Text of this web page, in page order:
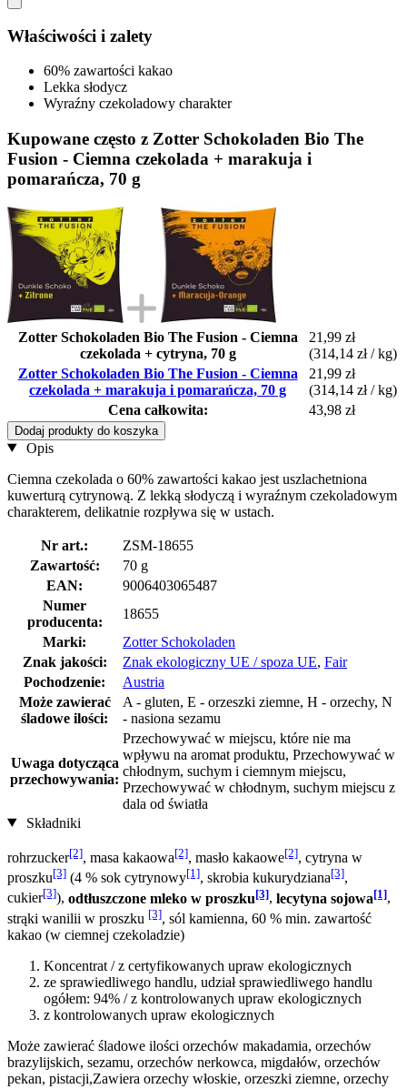
Właściwości i zalety
60% zawartości kakao
Lekka słodycz
Wyraźny czekoladowy charakter
Kupowane często z Zotter Schokoladen Bio The
Fusion - Ciemna czekolada + marakuja i
pomarańcza, 70 g
Zotter Schokoladen Bio The Fusion - Ciemna
czekolada + cytryna, 70 g
21,99 zł
(314,14 zł / kg)
Zotter Schokoladen Bio The Fusion - Ciemna
czekolada + marakuja i pomarańcza, 70 g
21,99 zł
(314,14 zł / kg)
Cena całkowita:
43,98 zł
Dodaj produkty do koszyka
Opis
Ciemna czekolada o 60% zawartości kakao jest uszlachetniona
kuwerturą cytrynową. Z lekką słodyczą i wyraźnym czekoladowym
charakterem, delikatnie rozpływa się w ustach.
Nr art.:
ZSM-18655
Zawartość:
70 g
EAN:
9006403065487
Numer
producenta:
18655
Marki:
Zotter Schokoladen
Znak jakości:
Znak ekologiczny UE / spoza UE, Fair
Pochodzenie:
Austria
Może zawierać
śladowe ilości:
A - gluten, E - orzeszki ziemne, H - orzechy, N
- nasiona sezamu
Uwaga dotycząca
przechowywania:
Przechowywać w miejscu, które nie ma
wpływu na aromat produktu, Przechowywać w
chłodnym, suchym i ciemnym miejscu,
Przechowywać w chłodnym, suchym miejscu z
dala od światła
Składniki
rohrzucker[2], masa kakaowa[2], masło kakaowe[2], cytryna w
proszku[3] (4 % sok cytrynowy[1], skrobia kukurydziana[3],
cukier[3]), odtłuszczone mleko w proszku[3], lecytyna sojowa[1],
strąki wanilii w proszku [3], sól kamienna, 60 % min. zawartość
kakao (w ciemnej czekoladzie)
Koncentrat / z certyfikowanych upraw ekologicznych
ze sprawiedliwego handlu, udział sprawiedliwego handlu
ogółem: 94% / z kontrolowanych upraw ekologicznych
z kontrolowanych upraw ekologicznych
Może zawierać śladowe ilości orzechów makadamia, orzechów
brazylijskich, sezamu, orzechów nerkowca, migdałów, orzechów
pekan, pistacji,Zawiera orzechy włoskie, orzeszki ziemne, orzechy